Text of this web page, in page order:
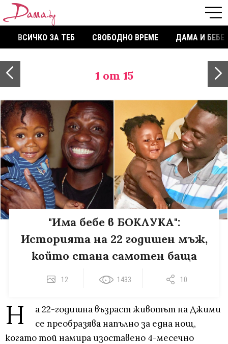
ВСИЧКО ЗА ТЕБ СВОБОДНО ВРЕМЕ ДАМА И БЕБЕ
1 от 15
"Има бебе в БОКЛУКА":
Историята на 22 годишен мъж,
който стана самотен баща
12 1433 10
Н
а 22-годишна възраст животът на Джими
се преобразява напълно за една нощ,
когато той намира изоставено 4-месечно